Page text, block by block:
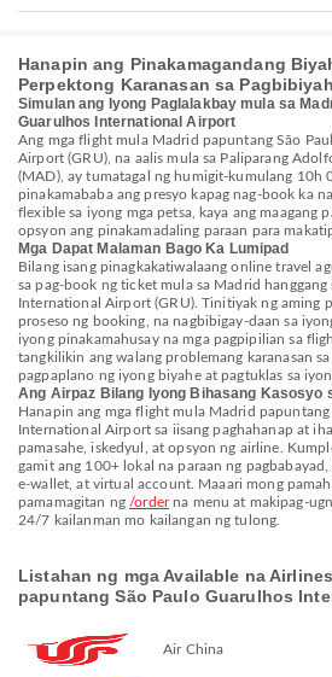
Hanapin ang Pinakamagandang
Perpektong Karanasan sa
Simulan ang Iyong Paglalakbay mula sa
Guarulhos International Airport
Ang mga flight mula Madrid papuntang São
Airport (GRU), na aalis mula sa Paliparang
(MAD), ay tumatagal ng humigit-kumulang 10h
pinakamababa ang presyo kapag nag-book ka
flexible sa iyong mga petsa, kaya ang maagang
opsyon ang pinakamadaling paraan para
Mga Dapat Malaman Bago Ka Lumipad
Bilang isang pinagkakatiwalaang online travel
sa pag-book ng ticket mula sa Madrid hanggang
International Airport (GRU). Tinitiyak ng aming
proseso ng booking, na nagbibigay-daan sa
iyong pinakamahusay na mga pagpipilian sa
tangkilikin ang walang problemang karanasan
pagpaplano ng iyong biyahe at pagtuklas sa
Ang Airpaz Bilang Iyong Bihasang Kasosyo
Hanapin ang mga flight mula Madrid
International Airport sa iisang paghahanap at
pamasahe, iskedyul, at opsyon ng airline.
gamit ang 100+ lokal na paraan ng
e-wallet, at virtual account. Maaari mong
pamamagitan ng /orderna menu at makipag-
24/7 kailanman mo kailangan ng tulong.
Listahan ng mga Available na
papuntang São Paulo Guarulhos
Air China